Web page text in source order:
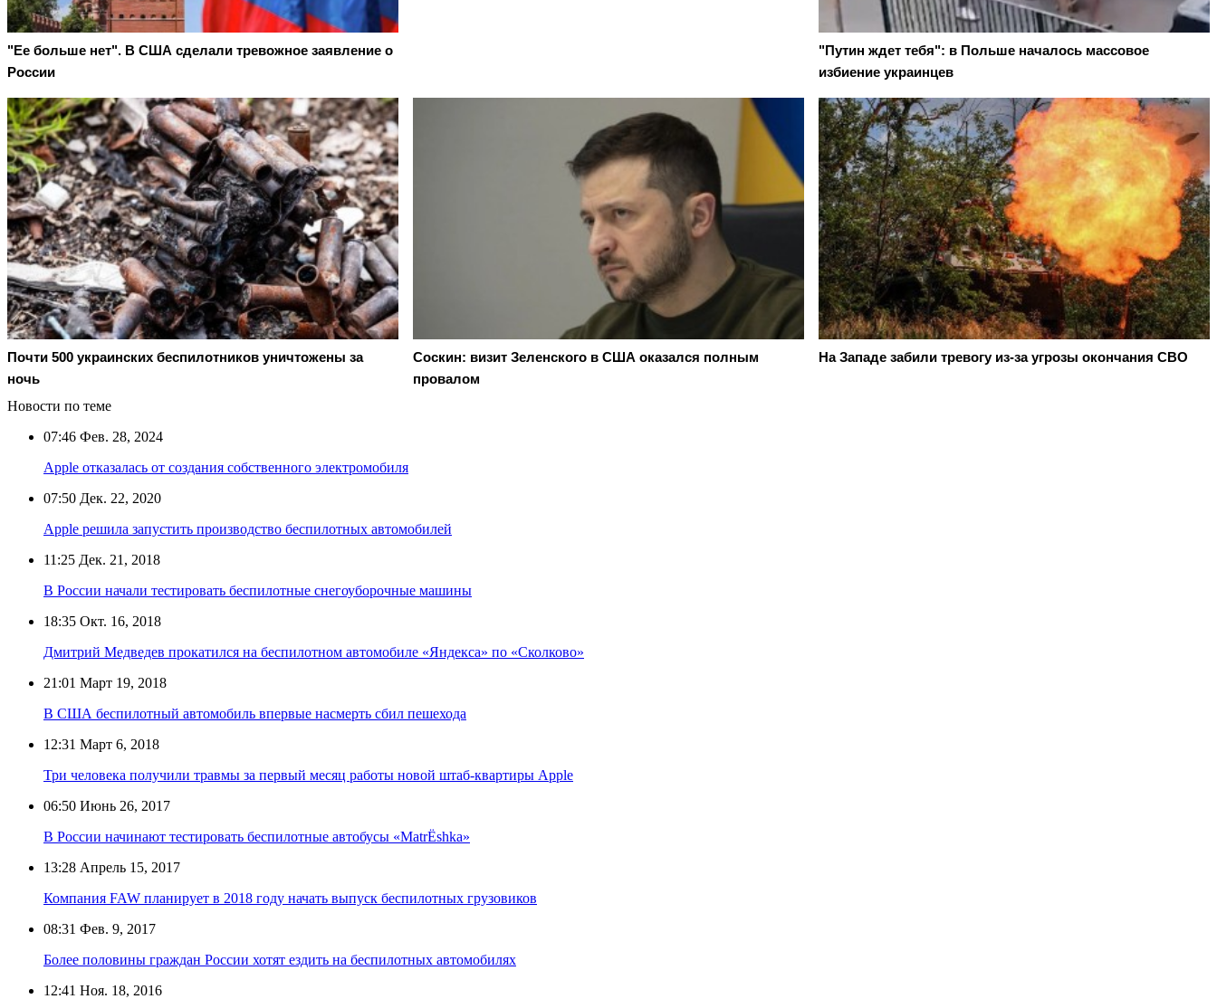
"Ее больше нет". В США сделали тревожное заявление о
России
"Путин ждет тебя": в Польше началось массовое
избиение украинцев
Почти 500 украинских беспилотников уничтожены за
ночь
Соскин: визит Зеленского в США оказался полным
провалом
На Западе забили тревогу из-за угрозы окончания СВО
Новости по теме
07:46 Фев. 28, 2024
Apple отказалась от создания собственного электромобиля
07:50 Дек. 22, 2020
Apple решила запустить производство беспилотных автомобилей
11:25 Дек. 21, 2018
В России начали тестировать беспилотные снегоуборочные машины
18:35 Окт. 16, 2018
Дмитрий Медведев прокатился на беспилотном автомобиле «Яндекса» по «Сколково»
21:01 Март 19, 2018
В США беспилотный автомобиль впервые насмерть сбил пешехода
12:31 Март 6, 2018
Три человека получили травмы за первый месяц работы новой штаб-квартиры Apple
06:50 Июнь 26, 2017
В России начинают тестировать беспилотные автобусы «MatrЁshka»
13:28 Апрель 15, 2017
Компания FAW планирует в 2018 году начать выпуск беспилотных грузовиков
08:31 Фев. 9, 2017
Более половины граждан России хотят ездить на беспилотных автомобилях
12:41 Ноя. 18, 2016